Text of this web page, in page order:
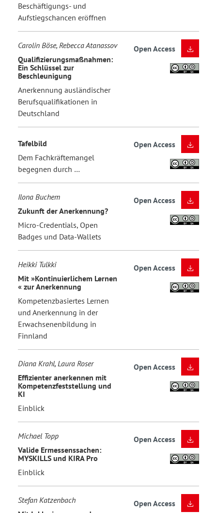
Beschäftigungs- und
Aufstiegschancen eröffnen
Carolin Böse, Rebecca Atanassov
Qualifizierungsmaßnahmen:
Ein Schlüssel zur
Beschleunigung
Anerkennung ausländischer
Berufsqualifikationen in
Deutschland
Open Access
Tafelbild
Dem Fachkräftemangel
begegnen durch …
Open Access
Ilona Buchem
Zukunft der Anerkennung?
Micro-Credentials, Open
Badges und Data-Wallets
Open Access
Heikki Tulkki
Mit »Kontinuierlichem Lernen
« zur Anerkennung
Kompetenzbasiertes Lernen
und Anerkennung in der
Erwachsenenbildung in
Finnland
Open Access
Diana Krahl, Laura Roser
Effizienter anerkennen mit
Kompetenzfeststellung und
KI
Einblick
Open Access
Michael Topp
Valide Ermessenssachen:
MYSKILLS und KIRA Pro
Einblick
Open Access
Stefan Katzenbach
Open Access